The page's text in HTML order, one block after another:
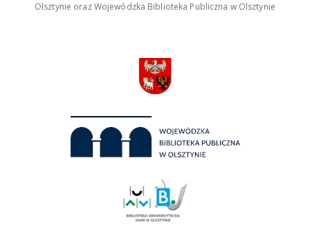
Olsztynie oraz Wojewódzka Biblioteka Publiczna w Olsztynie